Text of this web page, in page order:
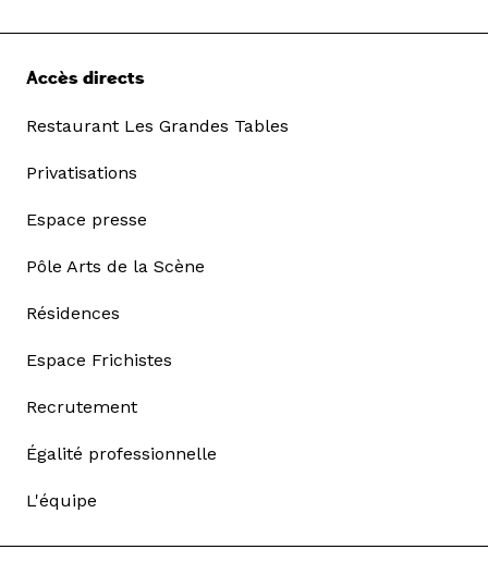
Accès directs
Restaurant Les Grandes Tables
Privatisations
Espace presse
Pôle Arts de la Scène
Résidences
Espace Frichistes
Recrutement
Égalité professionnelle
L'équipe